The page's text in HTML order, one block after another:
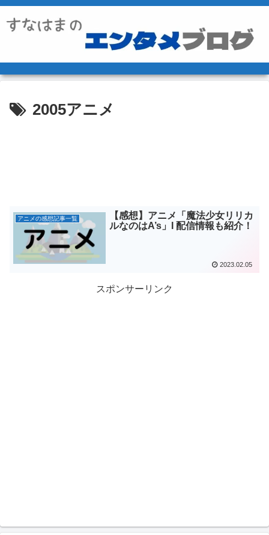
2005アニメ
アニメの感想記事一覧
【感想】アニメ「魔法少女リリカ
ルなのはA’s」Ι 配信情報も紹介！
2023.02.05
スポンサーリンク